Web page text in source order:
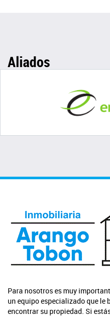
Aliados
Para nosotros es muy
un equipo especializado que le
encontrar su propiedad. Si